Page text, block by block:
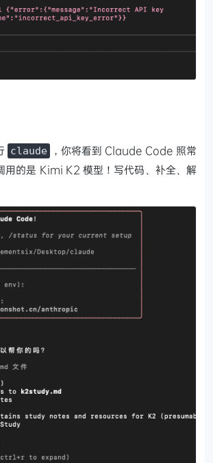
claude
，你将看到 Claude Code 照常
用的是 Kimi K2 模型！写代码、补全、解